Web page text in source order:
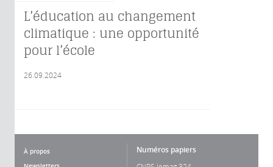
L’éducation au changement
climatique : une opportunité
pour l’école
26.09.2024
À propos
Numéros papiers